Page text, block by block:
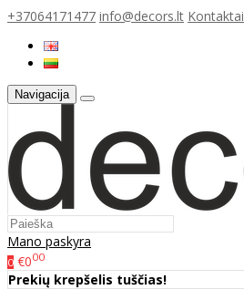
+37064171477 info@decors.lt Kontaktai
Navigacija
Mano paskyra
0 €000
Prekių krepšelis tuščias!